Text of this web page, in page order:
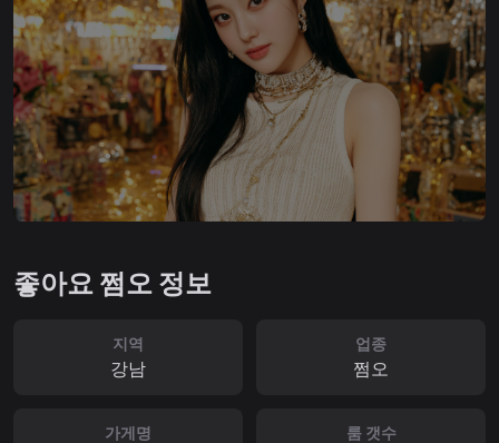
좋아요 쩜오 정보
지역
강남
업종
쩜오
가게명 룸 갯수